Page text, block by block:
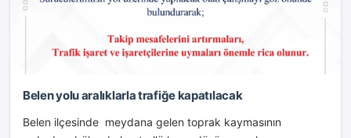
Belen yolu aralıklarla trafiğe kapatılacak
Belen ilçesinde meydana gelen toprak kaymasının